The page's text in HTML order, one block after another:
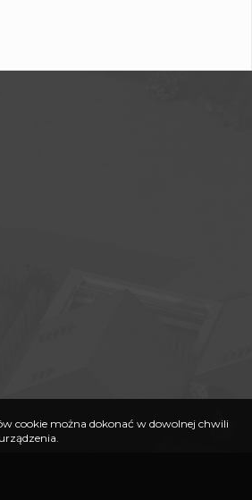
cookie można dokonać w dowolnej chwili